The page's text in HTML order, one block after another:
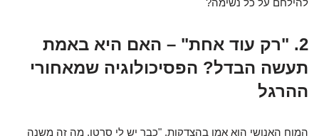
להילחם על כל נשימה?
2. "רק עוד אחת" – האם היא באמת
תעשה הבדל? הפסיכולוגיה שמאחורי
ההרגל
המוח האנושי הוא אמן בהצדקות. "כבר יש לי סרטן, מה זה משנה